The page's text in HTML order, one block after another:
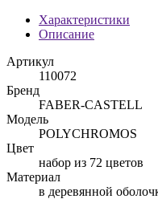
Характеристики
Описание
Артикул
110072
Бренд
FABER-CASTELL
Модель
POLYCHROMOS
Цвет
набор из 72 цветов
Материал
в деревянной